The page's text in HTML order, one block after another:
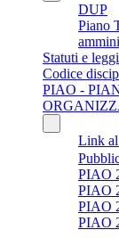
DUP
Piano
Statuti e
Codice
PIAO -
Link al
PIAO
PIAO
PIAO
PIAO